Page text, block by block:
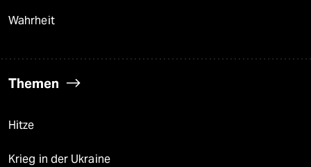
Wahrheit
Themen
Hitze
Krieg in der Ukraine